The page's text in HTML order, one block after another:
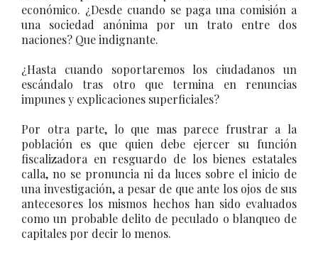
económico. ¿Desde cuando se paga una comisión a
una sociedad anónima por un trato entre dos
naciones? Que indignante.
¿Hasta cuando soportaremos los ciudadanos un
escándalo tras otro que termina en renuncias
impunes y explicaciones superficiales?
Por otra parte, lo que mas parece frustrar a la
población es que quien debe ejercer su función
fiscalizadora en resguardo de los bienes estatales
calla, no se pronuncia ni da luces sobre el inicio de
una investigación, a pesar de que ante los ojos de sus
antecesores los mismos hechos han sido evaluados
como un probable delito de peculado o blanqueo de
capitales por decir lo menos.